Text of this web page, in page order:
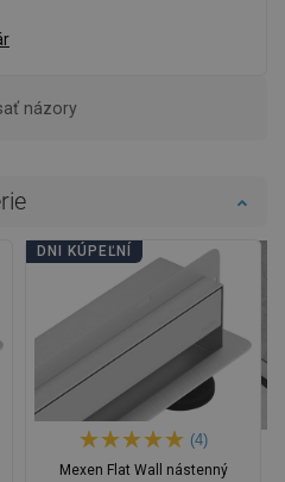
názory
DNI KÚPEĽNÍ
(4)
Mexen Flat Wall nástenný